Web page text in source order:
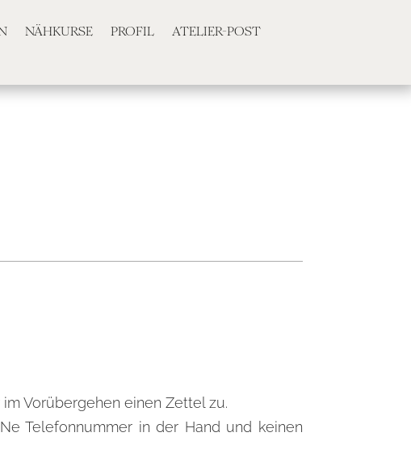
NÄHKURSE PROFIL ATELIER-POST
Vorübergehen einen Zettel zu.
Telefonnummer in der Hand und keinen